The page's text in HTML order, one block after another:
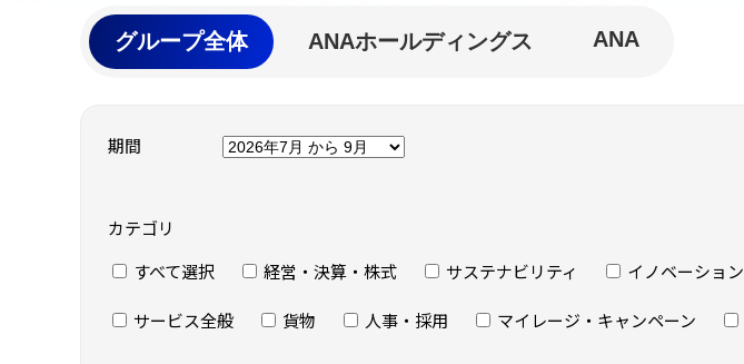
グループ全体 ANAホールディングス ANA
期間
カテゴリ
すべて選択
経営・決算・株式 サステナビリティ イノベーション
サービス全般 貨物 人事・採用 マイレージ・キャンペーン